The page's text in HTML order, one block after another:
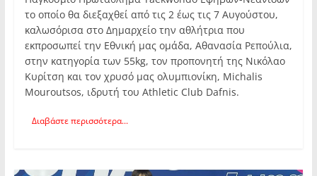
το οποίο θα διεξαχθεί από τις 2 έως τις 7 Αυγούστου,
καλωσόρισα στο Δημαρχείο την αθλήτρια που
εκπροσωπεί την Εθνική μας ομάδα, Αθανασία Ρεπούλια,
στην κατηγορία των 55kg, τον προπονητή της Νικόλαο
Κυρίτση και τον χρυσό μας ολυμπιονίκη, Michalis
Mouroutsos, ιδρυτή του Athletic Club Dafnis.
Διαβάστε περισσότερα...